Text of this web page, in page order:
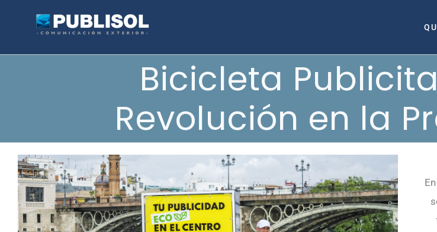
Bicicleta
Revolución en la